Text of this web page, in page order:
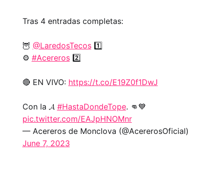
Tras 4 entradas completas:
🦉 @LaredosTecos1️⃣
⚙️ #Acereros2️⃣
🔴 EN VIVO: https://t.co/E19Z0f1DwJ
Con la 𝓐 #HastaDondeTope. 👊💙
pic.twitter.com/EAJpHNOMnr
— Acereros de Monclova (@AcererosOficial)
June 7, 2023